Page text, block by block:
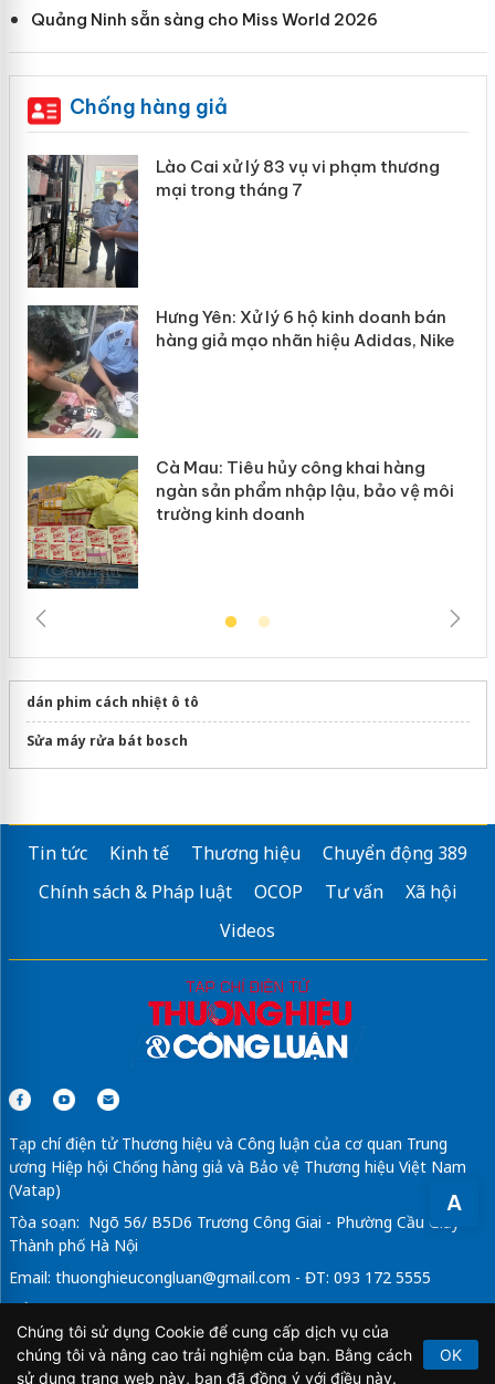
A
Quảng Ninh sẵn sàng cho Miss World 2026
Chống hàng giả
Lào Cai xử lý 83 vụ vi phạm thương
mại trong tháng 7
Hưng Yên: Xử lý 6 hộ kinh doanh bán
hàng giả mạo nhãn hiệu Adidas, Nike
Cà Mau: Tiêu hủy công khai hàng
ngàn sản phẩm nhập lậu, bảo vệ môi
trường kinh doanh
dán phim cách nhiệt ô tô
Sửa máy rửa bát bosch
Tin tức Kinh tế Thương hiệu
Chuyển động 389
Chính sách & Pháp luật
OCOP Tư vấn
Xã hội
Videos
Tạp chí điện tử Thương hiệu và Công luận của cơ quan Trung
ương Hiệp hội Chống hàng giả và Bảo vệ Thương hiệu Việt Nam
(Vatap)
Tòa soạn: Ngõ 56/ B5D6 Trương Công Giai - Phường Cầu Giấy -
Thành phố Hà Nội
Email: thuonghieucongluan@gmail.com - ĐT: 093 172 5555
Tổng Biên Tập: Vũ Đức Thuận
Giấy phép hoạt động báo chí điện tử số 64/GP-BTTTT do Bộ
Thông tin và Truyền thông cấp ngày 21/2/2020.
Chúng tôi sử dụng Cookie để cung cấp dịch vụ của
chúng tôi và nâng cao trải nghiệm của bạn. Bằng cách
sử dụng trang web này, bạn đã đồng ý với điều này.
OK